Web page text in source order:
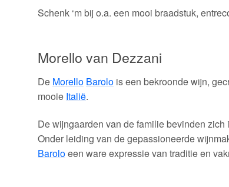
Schenk ‘m bij o.a. een mooi braadstuk,
Morello van Dezzani
De Morello Barolo is een bekroonde wijn,
mooie Italië.
De wijngaarden van de familie bevinden
Onder leiding van de gepassioneerde
Baroloeen ware expressie van traditie en